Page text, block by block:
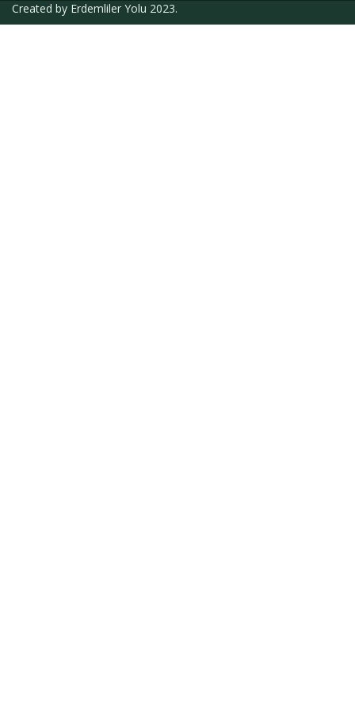
Created by Erdemliler Yolu 2023.